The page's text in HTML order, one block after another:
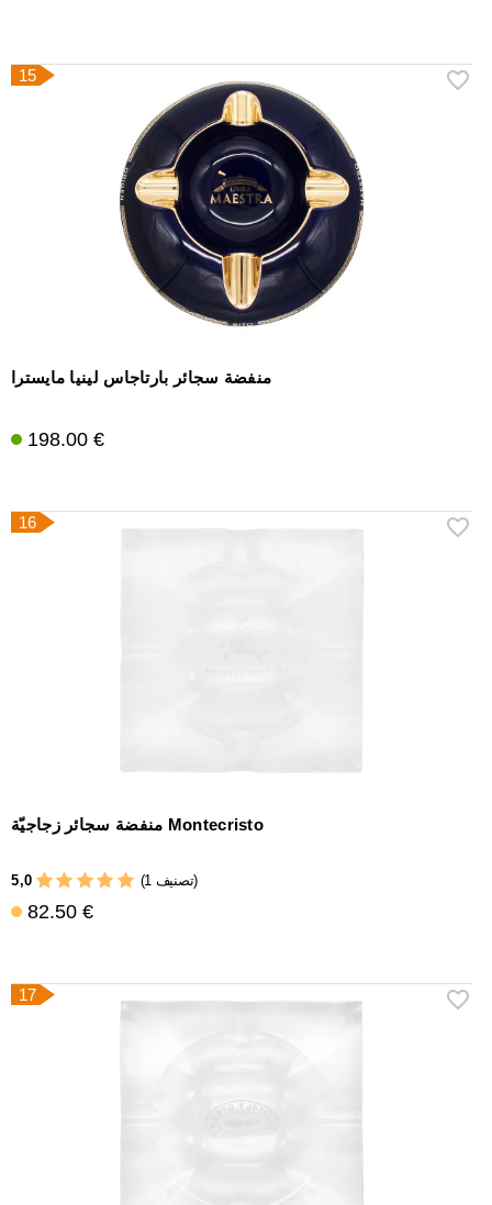
15
منفضة سجائر بارتاجاس لينيا مايسترا
198.00 €
16
منفضة سجائر زجاجيّة Montecristo
5,0 (1 تصنيف)
82.50 €
17